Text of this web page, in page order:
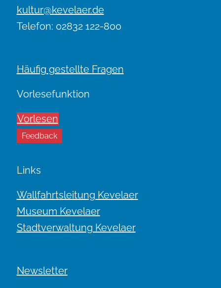
kultur@kevelaer.de
Telefon: 02832 122-800
Häufig gestellte Fragen
Vorlesefunktion
Vorlesen
Feedback
Links
Wallfahrtsleitung Kevelaer
Museum Kevelaer
Stadtverwaltung Kevelaer
Newsletter